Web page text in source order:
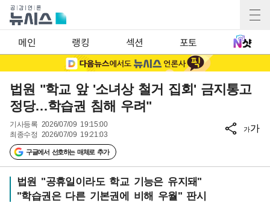
메인 랭킹 섹션 포토
법원 "학교 앞 '소녀상 철거 집회' 금지통고
정당…학습권 침해 우려"
기사등록 2026/07/09 19:15:00
최종수정 2026/07/09 19:21:03
구글에서 선호하는 매체로 추가
가가
법원 "공휴일이라도 학교 기능은 유지돼"
"학습권은 다른 기본권에 비해 우월" 판시